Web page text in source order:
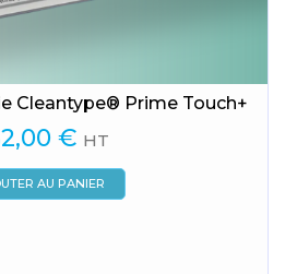
Cleantype® Prime Touch+
€ HT
AU PANIER